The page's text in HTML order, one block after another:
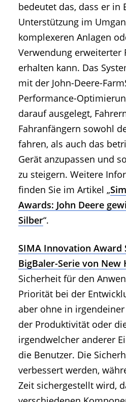
bedeutet das, dass er in
Unterstützung im
komplexeren Anlagen
Verwendung erweiterter
erhalten kann. Das
mit der John-Deere-
Performance-
darauf ausgelegt,
Fahranfängern sowohl
fahren, als auch das
Gerät anzupassen und
zu steigern. Weitere
finden Sie im Artikel „
Awards: John Deere
Silber“.
SIMA Innovation
BigBaler-Serie von New
Sicherheit für den
Priorität bei der
aber ohne in
der Produktivität oder
irgendwelcher anderer
die Benutzer. Die
verbessert werden,
Zeit sichergestellt wird,